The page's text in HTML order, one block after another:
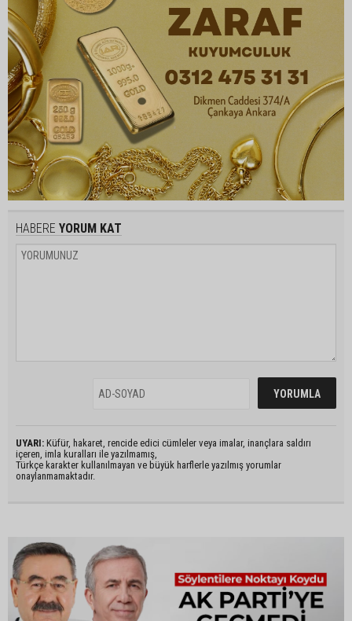
HABERE YORUM KAT
UYARI: Küfür, hakaret, rencide edici cümleler veya imalar, inançlara saldırı
içeren, imla kuralları ile yazılmamış,
Türkçe karakter kullanılmayan ve büyük harflerle yazılmış yorumlar
onaylanmamaktadır.